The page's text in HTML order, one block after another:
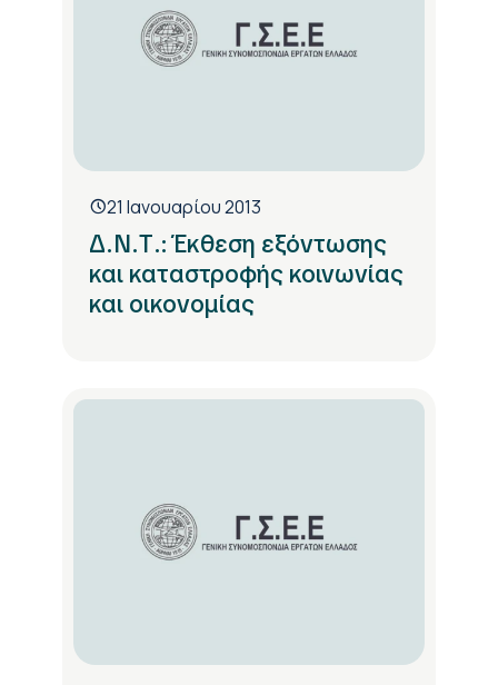
21 Ιανουαρίου 2013
Δ.Ν.Τ.: Έκθεση εξόντωσης
και καταστροφής κοινωνίας
και οικονομίας